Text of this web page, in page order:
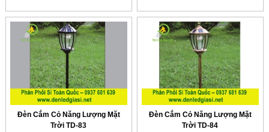
Đèn Cắm Cỏ Năng Lượng Mặt
Trời TD-83
Đèn Cắm Cỏ Năng Lượng Mặt
Trời TD-84